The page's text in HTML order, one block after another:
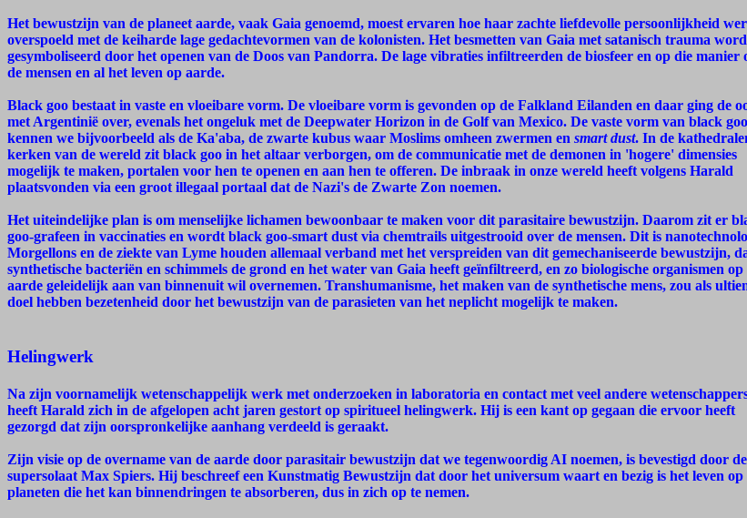
Het bewustzijn van de planeet aarde, vaak Gaia genoemd, moest ervaren hoe haar zachte liefdevolle persoonlijkheid
overspoeld met de keiharde lage gedachtevormen van de kolonisten. Het besmetten van Gaia met satanisch trauma
gesymboliseerd door het openen van de Doos van Pandorra. De lage vibraties infiltreerden de biosfeer en op die manier
de mensen en al het leven op aarde.
Black goo bestaat in vaste en vloeibare vorm. De vloeibare vorm is gevonden op de Falkland Eilanden en daar ging de
met Argentinië over, evenals het ongeluk met de Deepwater Horizon in de Golf van Mexico. De vaste vorm van black goo
kennen we bijvoorbeeld als de Ka'aba, de zwarte kubus waar Moslims omheen zwermen en smart dust. In de
kerken van de wereld zit black goo in het altaar verborgen, om de communicatie met de demonen in 'hogere' dimensies
mogelijk te maken, portalen voor hen te openen en aan hen te offeren. De inbraak in onze wereld heeft volgens Harald
plaatsvonden via een groot illegaal portaal dat de Nazi's de Zwarte Zon noemen.
Het uiteindelijke plan is om menselijke lichamen bewoonbaar te maken voor dit parasitaire bewustzijn. Daarom zit er
goo-grafeen in vaccinaties en wordt black goo-smart dust via chemtrails uitgestrooid over de mensen. Dit is
Morgellons en de ziekte van Lyme houden allemaal verband met het verspreiden van dit gemechaniseerde bewustzijn,
synthetische bacteriën en schimmels de grond en het water van Gaia heeft geïnfiltreerd, en zo biologische organismen op
aarde geleidelijk aan van binnenuit wil overnemen. Transhumanisme, het maken van de synthetische mens, zou als
doel hebben bezetenheid door het bewustzijn van de parasieten van het neplicht mogelijk te maken.
Helingwerk
Na zijn voornamelijk wetenschappelijk werk met onderzoeken in laboratoria en contact met veel andere
heeft Harald zich in de afgelopen acht jaren gestort op spiritueel helingwerk. Hij is een kant op gegaan die ervoor heeft
gezorgd dat zijn oorspronkelijke aanhang verdeeld is geraakt.
Zijn visie op de overname van de aarde door parasitair bewustzijn dat we tegenwoordig AI noemen, is bevestigd door de
supersolaat Max Spiers. Hij beschreef een Kunstmatig Bewustzijn dat door het universum waart en bezig is het leven op
planeten die het kan binnendringen te absorberen, dus in zich op te nemen.